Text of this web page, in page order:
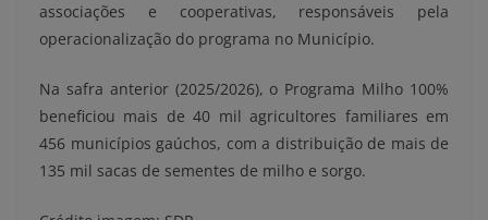
associações e cooperativas, responsáveis pela
operacionalização do programa no Município.
Na safra anterior (2025/2026), o Programa Milho 100%
beneficiou mais de 40 mil agricultores familiares em
456 municípios gaúchos, com a distribuição de mais de
135 mil sacas de sementes de milho e sorgo.